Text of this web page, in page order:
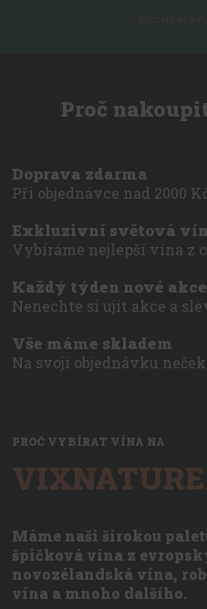
Proč
Doprava zdarma
Při objednávce nad 2000
Exkluzivní světová
Vybíráme nejlepší vína z
Každý týden nové akce
Nenechte si ujít akce a
Vše máme skladem
Na svoji objednávku
PROČ VYBÍRAT VÍNA NA
Máme naši širokou
špičková vína z
novozélandská vína,
vína a mnoho dalšího.